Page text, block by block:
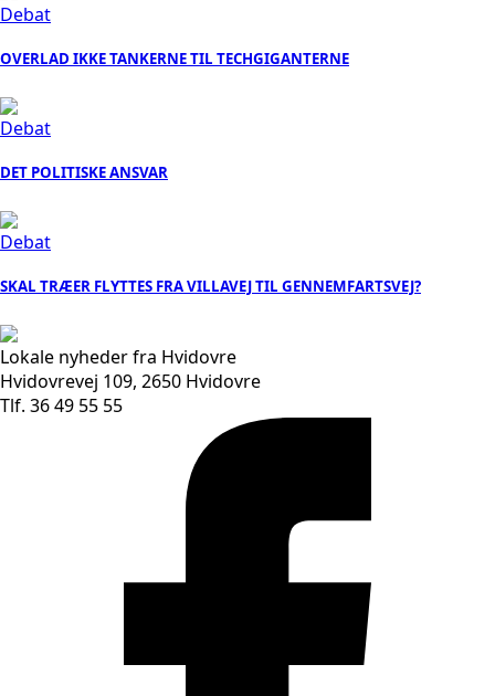
Debat
OVERLAD IKKE TANKERNE TIL TECHGIGANTERNE
Debat
DET POLITISKE ANSVAR
Debat
SKAL TRÆER FLYTTES FRA VILLAVEJ TIL GENNEMFARTSVEJ?
Lokale nyheder fra Hvidovre
Hvidovrevej 109, 2650 Hvidovre
Tlf. 36 49 55 55